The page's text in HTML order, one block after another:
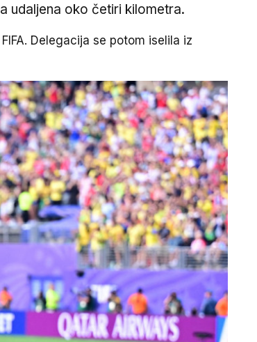
udaljena oko četiri kilometra.
Delegacija se potom iselila iz